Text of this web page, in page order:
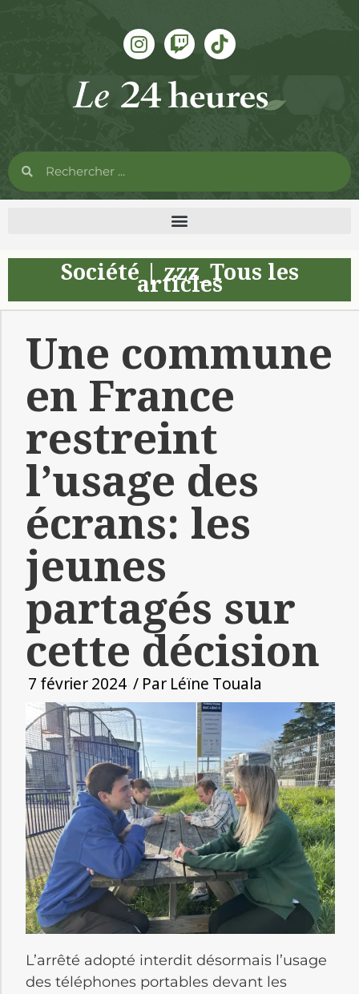
Société|zzz_Tous les
articles
Une commune
en France
restreint
l’usage des
écrans: les
jeunes
partagés sur
cette décision
7 février 2024 / Par Léïne Touala
L’arrêté adopté interdit désormais l’usage
des téléphones portables devant les